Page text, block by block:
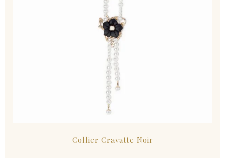
Collier Cravatte Noir